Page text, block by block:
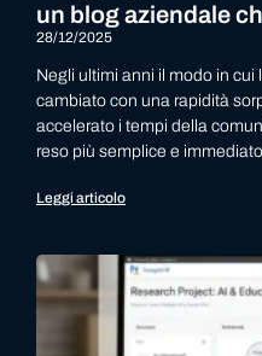
un blog aziendale
28/12/2025
Negli ultimi anni il modo in
cambiato con una rapidità
accelerato i tempi della
reso più semplice e immediato
Leggi articolo